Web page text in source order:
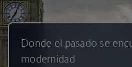
Donde el pasado se
modernidad